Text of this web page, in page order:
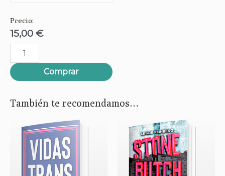
Precio:
15,00 €
MANIFIESTO
MARICA
VISIBLE
Comprar
También te recomendamos…